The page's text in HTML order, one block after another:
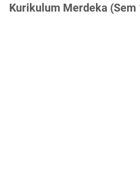
Kurikulum Merdeka (Sem